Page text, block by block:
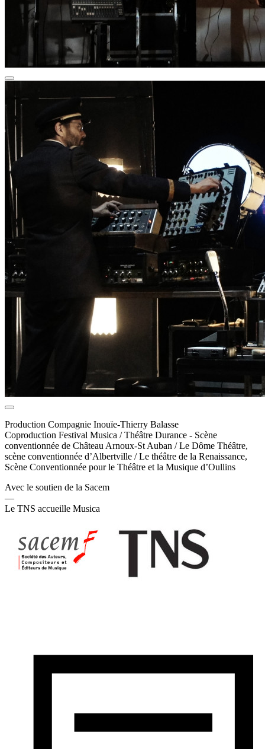
Production Compagnie Inouïe-Thierry Balasse
Coproduction Festival Musica / Théâtre Durance - Scène
conventionnée de Château Arnoux-St Auban / Le Dôme Théâtre,
scène conventionnée d’Albertville / Le théâtre de la Renaissance,
Scène Conventionnée pour le Théâtre et la Musique d’Oullins
Avec le soutien de la Sacem
—
Le TNS accueille Musica